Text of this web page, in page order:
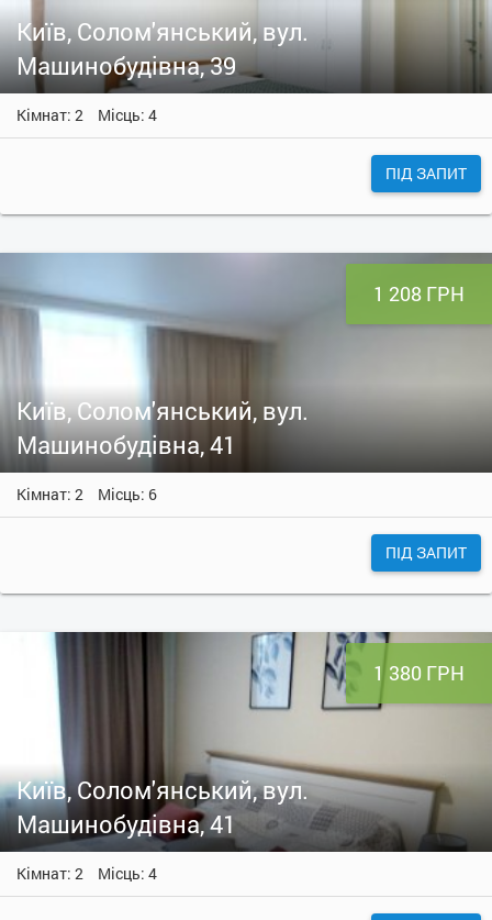
Київ, Солом'янський, вул.
Машинобудівна, 39
Кімнат: 2 Місць: 4
ПІД ЗАПИТ
1 208 ГРН
Київ, Солом'янський, вул.
Машинобудівна, 41
Кімнат: 2 Місць: 6
ПІД ЗАПИТ
1 380 ГРН
Київ, Солом'янський, вул.
Машинобудівна, 41
Кімнат: 2 Місць: 4